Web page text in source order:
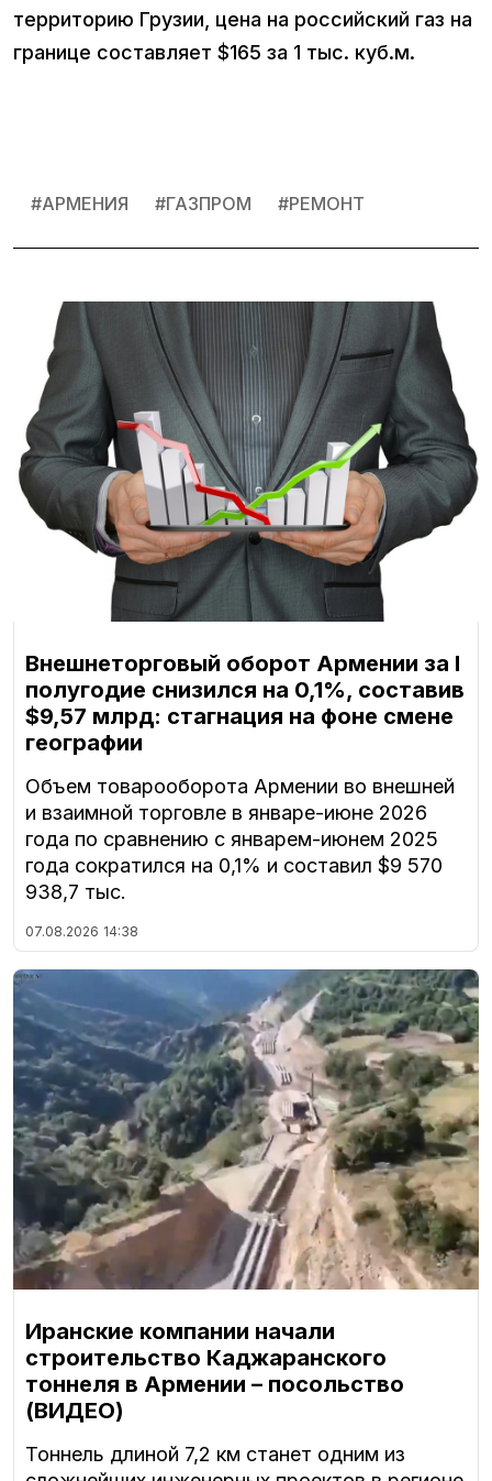
территорию Грузии, цена на российский газ на
границе составляет $165 за 1 тыс. куб.м.
#АРМЕНИЯ #ГАЗПРОМ #РЕМОНТ
Внешнеторговый оборот Армении за I
полугодие снизился на 0,1%, составив
$9,57 млрд: стагнация на фоне смене
географии
Объем товарооборота Армении во внешней
и взаимной торговле в январе-июне 2026
года по сравнению с январем-июнем 2025
года сократился на 0,1% и составил $9 570
938,7 тыс.
07.08.2026 14:38
Иранские компании начали
строительство Каджаранского
тоннеля в Армении – посольство
(ВИДЕО)
Тоннель длиной 7,2 км станет одним из